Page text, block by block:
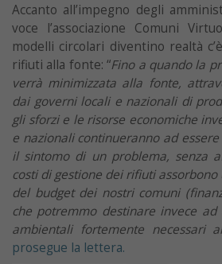
Accanto all’impegno degli
voce l’associazione Comuni
modelli circolari diventino realtà
rifiuti alla fonte: “Fino a quando la
verrà minimizzata alla fonte,
dai governi locali e nazionali di
gli sforzi e le risorse economiche
e nazionali continueranno ad
il sintomo di un problema, senza
costi di gestione dei rifiuti
del budget dei nostri comuni
che potremmo destinare invece
ambientali fortemente necessari
prosegue la lettera.